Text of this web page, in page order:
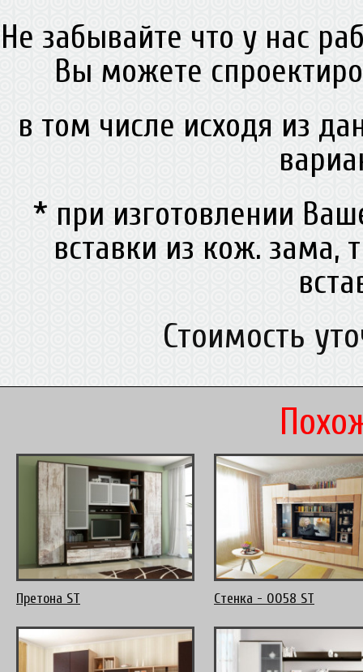
Не забывайте что у нас
Вы можете
в том числе исходя из
* при изготовлении
вставки из кож. зама,
Стоимость
Претона ST Стенка - 0058 ST